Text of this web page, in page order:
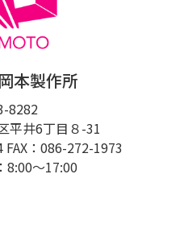
本製作所
8282
平井6丁目８-31
：086-272-1973
8:00〜17:00